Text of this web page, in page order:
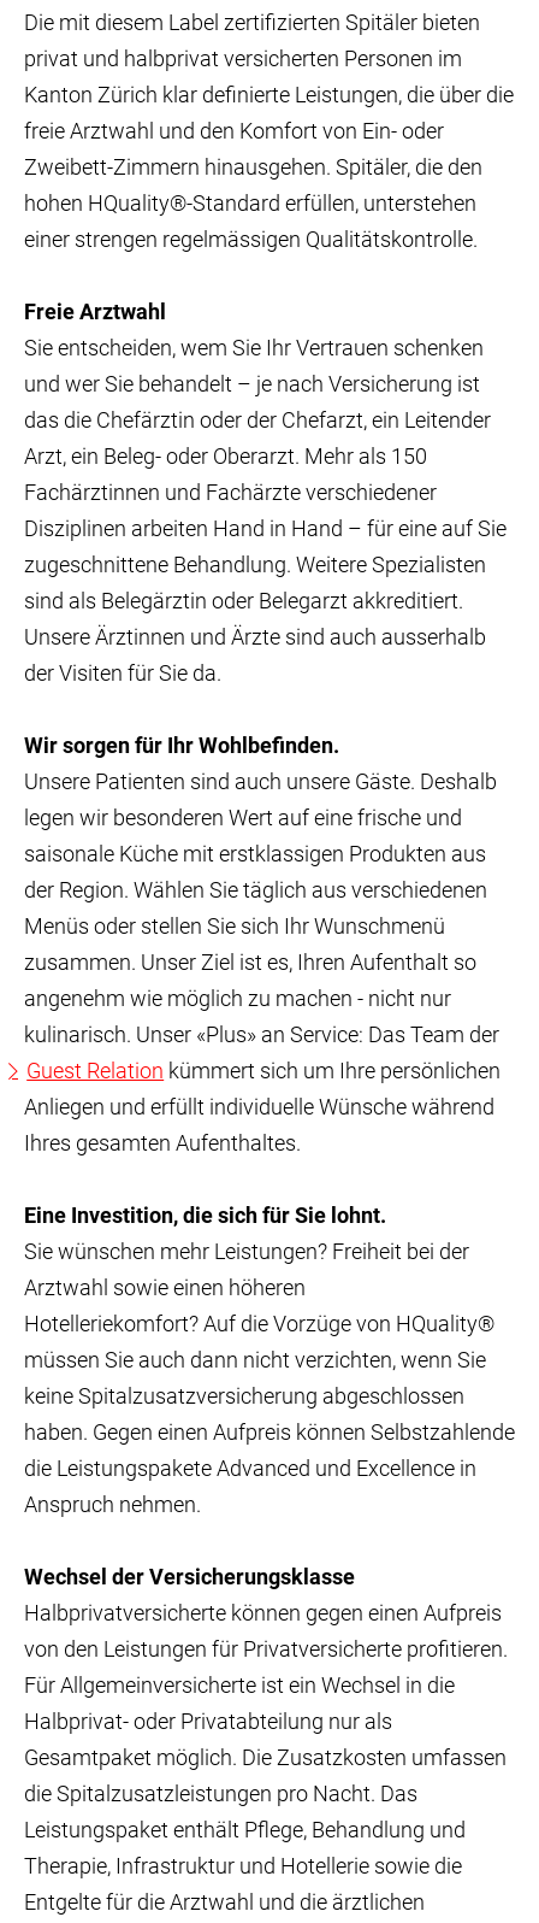
Die mit diesem Label zertifizierten Spitäler bieten
privat und halbprivat versicherten Personen im
Kanton Zürich klar definierte Leistungen, die über die
freie Arztwahl und den Komfort von Ein- oder
Zweibett-Zimmern hinausgehen. Spitäler, die den
hohen HQuality®-Standard erfüllen, unterstehen
einer strengen regelmässigen Qualitätskontrolle.
Freie Arztwahl
Sie entscheiden, wem Sie Ihr Vertrauen schenken
und wer Sie behandelt – je nach Versicherung ist
das die Chefärztin oder der Chefarzt, ein Leitender
Arzt, ein Beleg- oder Oberarzt. Mehr als 150
Fachärztinnen und Fachärzte verschiedener
Disziplinen arbeiten Hand in Hand – für eine auf Sie
zugeschnittene Behandlung. Weitere Spezialisten
sind als Belegärztin oder Belegarzt akkreditiert.
Unsere Ärztinnen und Ärzte sind auch ausserhalb
der Visiten für Sie da.
Wir sorgen für Ihr Wohlbefinden.
Unsere Patienten sind auch unsere Gäste. Deshalb
legen wir besonderen Wert auf eine frische und
saisonale Küche mit erstklassigen Produkten aus
der Region. Wählen Sie täglich aus verschiedenen
Menüs oder stellen Sie sich Ihr Wunschmenü
zusammen. Unser Ziel ist es, Ihren Aufenthalt so
angenehm wie möglich zu machen - nicht nur
kulinarisch. Unser «Plus» an Service: Das Team der
Guest Relation kümmert sich um Ihre persönlichen
Anliegen und erfüllt individuelle Wünsche während
Ihres gesamten Aufenthaltes.
Eine Investition, die sich für Sie lohnt.
Sie wünschen mehr Leistungen? Freiheit bei der
Arztwahl sowie einen höheren
Hotelleriekomfort? Auf die Vorzüge von HQuality®
müssen Sie auch dann nicht verzichten, wenn Sie
keine Spitalzusatzversicherung abgeschlossen
haben. Gegen einen Aufpreis können Selbstzahlende
die Leistungspakete Advanced und Excellence in
Anspruch nehmen.
Wechsel der Versicherungsklasse
Halbprivatversicherte können gegen einen Aufpreis
von den Leistungen für Privatversicherte profitieren.
Für Allgemeinversicherte ist ein Wechsel in die
Halbprivat- oder Privatabteilung nur als
Gesamtpaket möglich. Die Zusatzkosten umfassen
die Spitalzusatzleistungen pro Nacht. Das
Leistungspaket enthält Pflege, Behandlung und
Therapie, Infrastruktur und Hotellerie sowie die
Entgelte für die Arztwahl und die ärztlichen